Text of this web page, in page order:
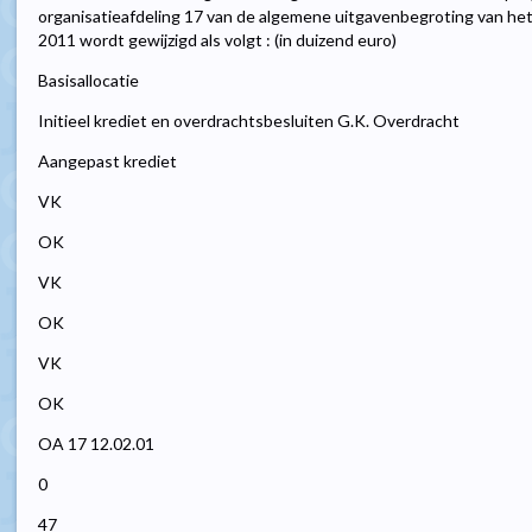
organisatieafdeling 17 van de algemene uitgavenbegroting van
2011 wordt gewijzigd als volgt : (in duizend euro)
Basisallocatie
Initieel krediet en overdrachtsbesluiten G.K. Overdracht
Aangepast krediet
VK
OK
VK
OK
VK
OK
OA 17 12.02.01
0
47